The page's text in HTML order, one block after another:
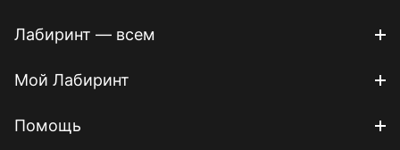
Лабиринт — всем
Мой Лабиринт
Помощь